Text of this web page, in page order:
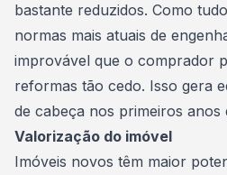
bastante reduzidos. Como
normas mais atuais de
improvável que o comprador
reformas tão cedo. Isso gera
de cabeça nos primeiros anos
Valorização do imóvel
Imóveis novos têm maior